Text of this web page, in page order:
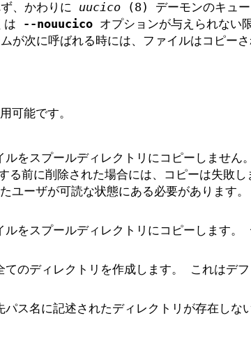
、かわりに uucico (8) デーモンのキュー
は --nouucico オプションが与えられない
が次に呼ばれる時には、ファイルはコピーさ
可能です。
ルをスプールディレクトリにコピーしません
る前に削除された場合には、コピーは失敗
ーザが可読な状態にある必要があります。
ルをスプールディレクトリにコピーします。
てのディレクトリを作成します。 これはデフ
パス名に記述されたディレクトリが存在しな